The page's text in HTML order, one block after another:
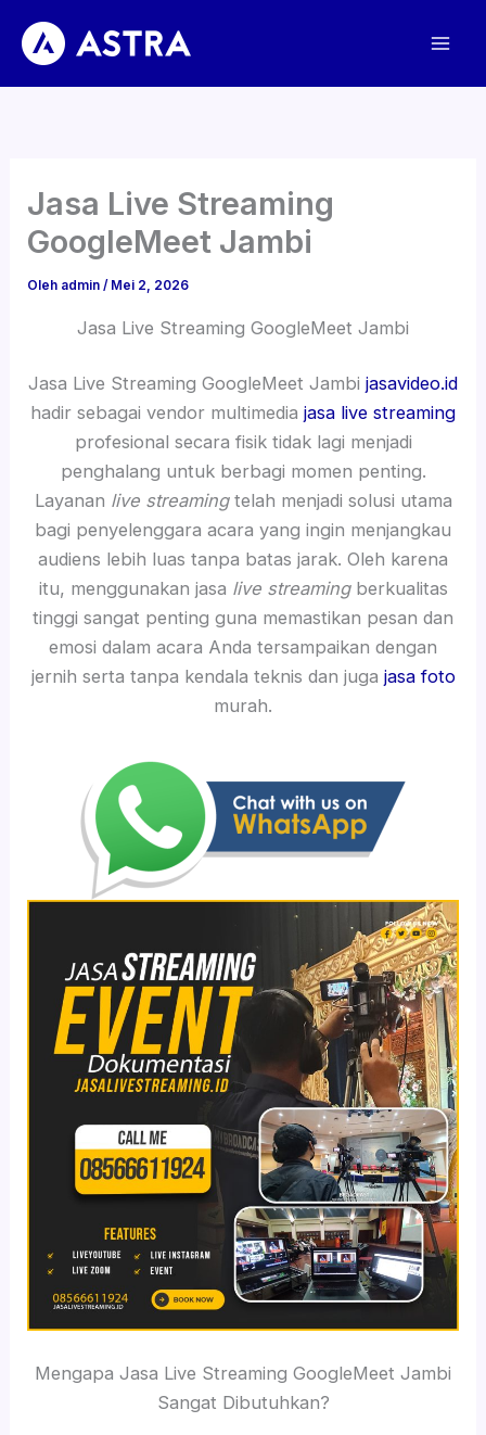
konten
Jasa Live Streaming
GoogleMeet Jambi
Oleh admin/ Mei 2, 2026
Jasa Live Streaming GoogleMeet Jambi
Jasa Live Streaming GoogleMeet Jambi jasavideo.id
hadir sebagai vendor multimedia jasa live streaming
profesional secara fisik tidak lagi menjadi
penghalang untuk berbagi momen penting.
Layanan live streamingtelah menjadi solusi utama
bagi penyelenggara acara yang ingin menjangkau
audiens lebih luas tanpa batas jarak. Oleh karena
itu, menggunakan jasa live streamingberkualitas
tinggi sangat penting guna memastikan pesan dan
emosi dalam acara Anda tersampaikan dengan
jernih serta tanpa kendala teknis dan juga jasa foto
murah.
Mengapa Jasa Live Streaming GoogleMeet Jambi
Sangat Dibutuhkan?